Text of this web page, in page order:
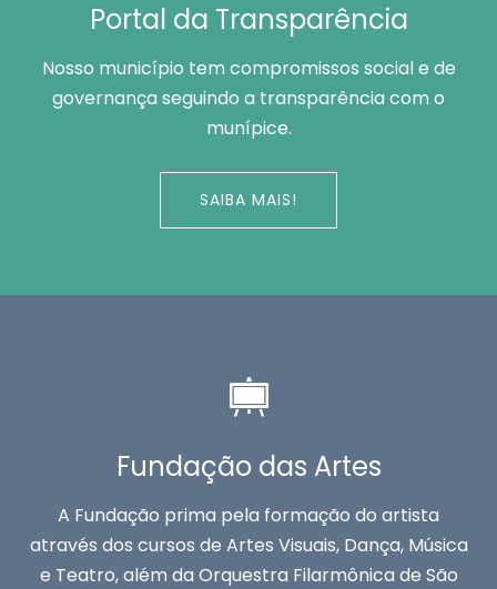
Portal da Transparência
Nosso município tem compromissos social e de
governança seguindo a transparência com o
munípice.
SAIBA MAIS!
Fundação das Artes
A Fundação prima pela formação do artista
através dos cursos de Artes Visuais, Dança, Música
e Teatro, além da Orquestra Filarmônica de São